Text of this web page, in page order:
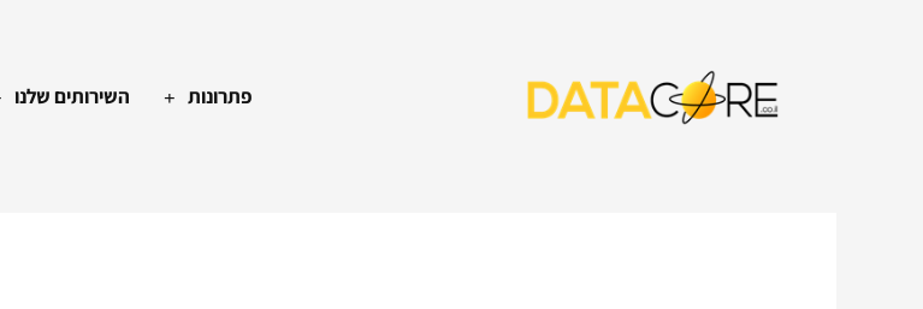
פתרונות השירותים שלנו